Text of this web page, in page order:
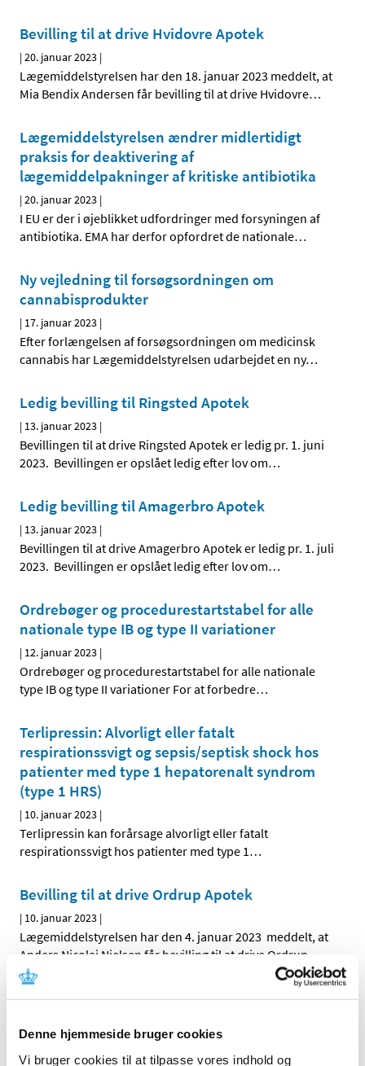
Denne hjemmeside bruger cookies
Vi bruger cookies til at tilpasse vores indhold og
Bevilling til at drive Hvidovre Apotek
|20. januar 2023 |
Lægemiddelstyrelsen har den 18. januar 2023 meddelt, at
Mia Bendix Andersen får bevilling til at drive Hvidovre…
Lægemiddelstyrelsen ændrer midlertidigt
praksis for deaktivering af
lægemiddelpakninger af kritiske antibiotika
|20. januar 2023 |
I EU er der i øjeblikket udfordringer med forsyningen af
antibiotika. EMA har derfor opfordret de nationale…
Ny vejledning til forsøgsordningen om
cannabisprodukter
| 17. januar 2023 |
Efter forlængelsen af forsøgsordningen om medicinsk
cannabis har Lægemiddelstyrelsen udarbejdet en ny…
Ledig bevilling til Ringsted Apotek
| 13. januar 2023 |
Bevillingen til at drive Ringsted Apotek er ledig pr. 1. juni
2023. Bevillingen er opslået ledig efter lov om…
Ledig bevilling til Amagerbro Apotek
| 13. januar 2023 |
Bevillingen til at drive Amagerbro Apotek er ledig pr. 1. juli
2023. Bevillingen er opslået ledig efter lov om…
Ordrebøger og procedurestartstabel for alle
nationale type IB og type II variationer
| 12. januar 2023 |
Ordrebøger og procedurestartstabel for alle nationale
type IB og type II variationer For at forbedre…
Terlipressin: Alvorligt eller fatalt
respirationssvigt og sepsis/septisk shock hos
patienter med type 1 hepatorenalt syndrom
(type 1 HRS)
| 10. januar 2023 |
Terlipressin kan forårsage alvorligt eller fatalt
respirationssvigt hos patienter med type 1…
Bevilling til at drive Ordrup Apotek
| 10. januar 2023 |
Lægemiddelstyrelsen har den 4. januar 2023 meddelt, at
Anders Nicolai Nielsen får bevilling til at drive Ordrup
Bevilling til at drive Thisted Løve Apotek
Lægemiddelstyrelsen har den 22. december 2022
meddelt, at Susanne Møller Jensen får bevilling til at